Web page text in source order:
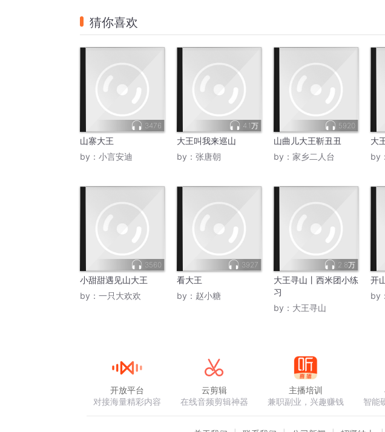
猜你喜欢
3476
山寨大王
by： 小言安迪
4.1万
大王叫我来巡山
by： 张唐朝
5920
山曲儿大王靳丑丑
by： 家乡二人台
大
by：
3560
小甜甜遇见山大王
by： 一只大欢欢
3927
看大王
by： 赵小糖
2.8万
大王寻山丨西米团小练
习
by： 大王寻山
开
by：
开放平台
对接海量精彩内容
云剪辑
在线音频剪辑神器
主播培训
兼职副业，兴趣赚钱
智能